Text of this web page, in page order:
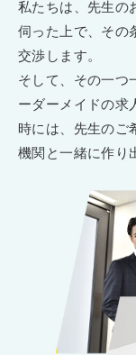
私たちは、先生の
伺った上で、その
交渉します。
そして、その一つ
ーダーメイドの求
時には、先生のご
機関と一緒に作り